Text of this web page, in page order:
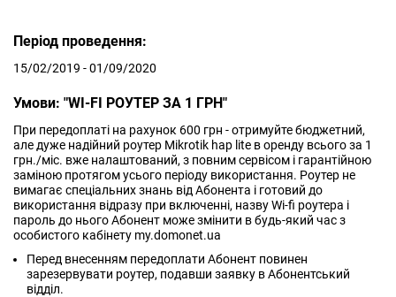
Період проведення:
15/02/2019 - 01/09/2020
Умови: "WI-FI РОУТЕР ЗА 1 ГРН"
При передоплаті на рахунок 600 грн - отримуйте бюджетний,
але дуже надійний роутер Mikrotik hap lite в оренду всього за 1
грн./міс. вже налаштований, з повним сервісом і гарантійною
заміною протягом усього періоду використання. Роутер не
вимагає спеціальних знань від Абонента і готовий до
використання відразу при включенні, назву Wi-fi роутера і
пароль до нього Абонент може змінити в будь-який час з
особистого кабінету my.domonet.ua
Перед внесенням передоплати Абонент повинен
зарезервувати роутер, подавши заявку в Абонентський
відділ.